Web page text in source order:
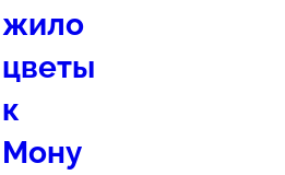
жило
цветы
к
Мону